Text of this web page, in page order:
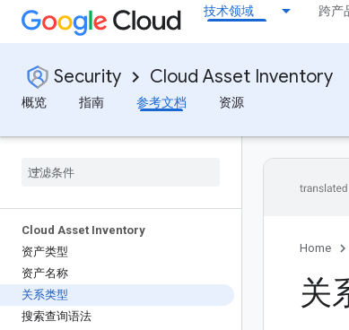
技术领域 跨产
Security Cloud Asset Inventory
概览
指南 参考文档 资源
Cloud Asset Inventory
资产类型
资产名称
关系类型
搜索查询语法
Home
关